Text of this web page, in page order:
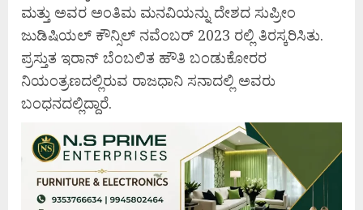
ಮತ್ತು ಅವರ ಅಂತಿಮ ಮನವಿಯನ್ನು ದೇಶದ ಸುಪ್ರೀಂ
ಜುಡಿಷಿಯಲ್ ಕೌನ್ಸಿಲ್ ನವೆಂಬರ್ 2023 ರಲ್ಲಿ ತಿರಸ್ಕರಿಸಿತು.
ಪ್ರಸ್ತುತ ಇರಾನ್ ಬೆಂಬಲಿತ ಹೌತಿ ಬಂಡುಕೋರರ
ನಿಯಂತ್ರಣದಲ್ಲಿರುವ ರಾಜಧಾನಿ ಸನಾದಲ್ಲಿ ಅವರು
ಬಂಧನದಲ್ಲಿದ್ದಾರೆ.